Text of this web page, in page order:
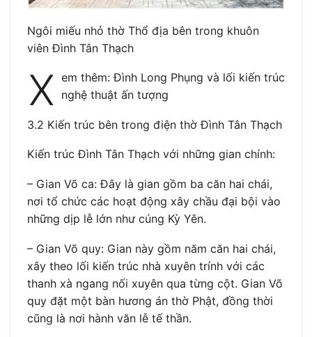
Ngôi miếu nhỏ thờ Thổ địa bên trong khuôn
viên Đình Tân Thạch
X em thêm: Đình Long Phụng và lối kiến trúc
nghệ thuật ấn tượng
3.2 Kiến trúc bên trong điện thờ Đình Tân Thạch
Kiến trúc Đình Tân Thạch với những gian chính:
– Gian Võ ca: Đây là gian gồm ba căn hai chái,
nơi tổ chức các hoạt động xây chầu đại bội vào
những dịp lễ lớn như cúng Kỳ Yên.
– Gian Võ quy: Gian này gồm năm căn hai chái,
xây theo lối kiến trúc nhà xuyên trính với các
thanh xà ngang nối xuyên qua từng cột. Gian Võ
quy đặt một bàn hương án thờ Phật, đồng thời
cũng là nơi hành văn lễ tế thần.